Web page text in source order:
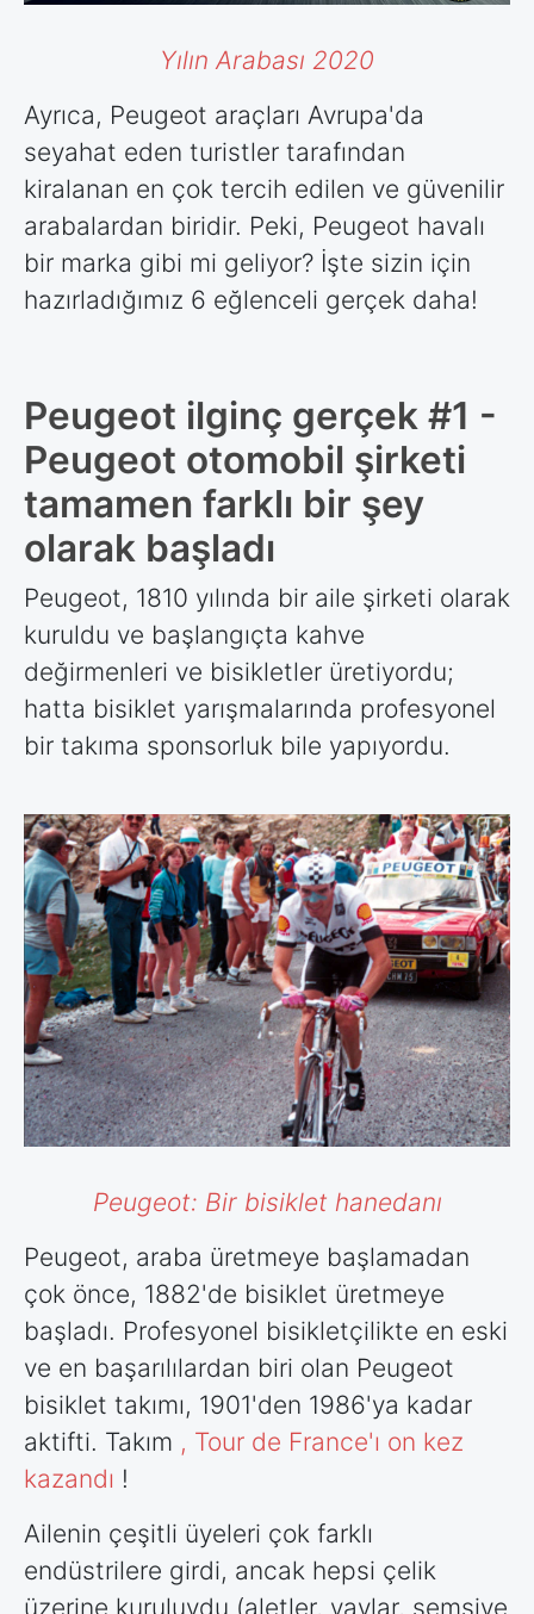
Yılın Arabası 2020
Ayrıca, Peugeot araçları Avrupa'da
seyahat eden turistler tarafından
kiralanan en çok tercih edilen ve güvenilir
arabalardan biridir. Peki, Peugeot havalı
bir marka gibi mi geliyor? İşte sizin için
hazırladığımız 6 eğlenceli gerçek daha!
Peugeot ilginç gerçek #1 -
Peugeot otomobil şirketi
tamamen farklı bir şey
olarak başladı
Peugeot, 1810 yılında bir aile şirketi olarak
kuruldu ve başlangıçta kahve
değirmenleri ve bisikletler üretiyordu;
hatta bisiklet yarışmalarında profesyonel
bir takıma sponsorluk bile yapıyordu.
Peugeot: Bir bisiklet hanedanı
Peugeot, araba üretmeye başlamadan
çok önce, 1882'de bisiklet üretmeye
başladı. Profesyonel bisikletçilikte en eski
ve en başarılılardan biri olan Peugeot
bisiklet takımı, 1901'den 1986'ya kadar
aktifti. Takım , Tour de France'ı on kez
kazandı !
Ailenin çeşitli üyeleri çok farklı
endüstrilere girdi, ancak hepsi çelik
üzerine kuruluydu (aletler, yaylar, şemsiye